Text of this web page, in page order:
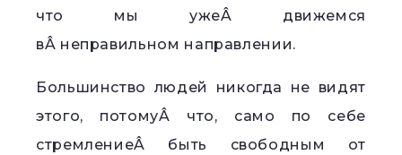
что мы ужеÂ движемся
вÂ неправильном направлении.
Большинство людей никогда не видят
этого, потомуÂ что, само по себе
стремлениеÂ быть свободным от